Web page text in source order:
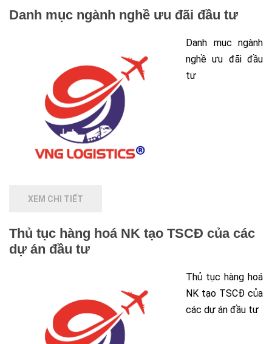
Danh mục ngành nghề ưu đãi đầu tư
Danh mục ngành
nghề ưu đãi đầu
tư
XEM CHI TIẾT
Thủ tục hàng hoá NK tạo TSCĐ của các
dự án đầu tư
Thủ tục hàng hoá
NK tạo TSCĐ của
các dự án đầu tư